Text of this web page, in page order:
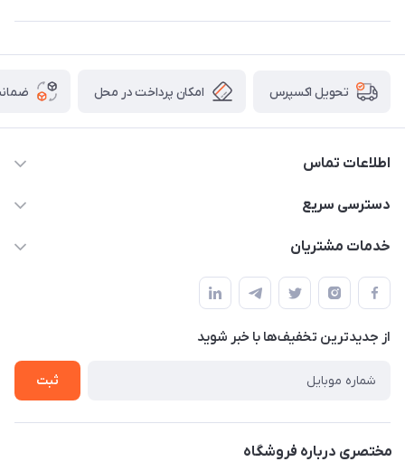
تحویل اکسپرس امکان پرداخت در محل
اطلاعات تماس
09332394024-09120346631
دسترسی سریع
حساب کاربری
لیست محصولات
درباره ما
خدمات مشتریان
قوانین و مقررات
حریم خصوصی
راهنما
از جدید‌ترین تخفیف‌ها با‌ خبر شوید
ثبت
مختصری درباره فروشگاه